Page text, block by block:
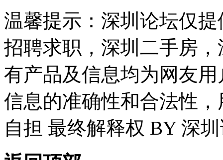
温馨提示：深圳论坛仅
招聘求职，深圳二手房
有产品及信息均为网友
信息的准确性和合法性
自担 最终解释权 BY 深